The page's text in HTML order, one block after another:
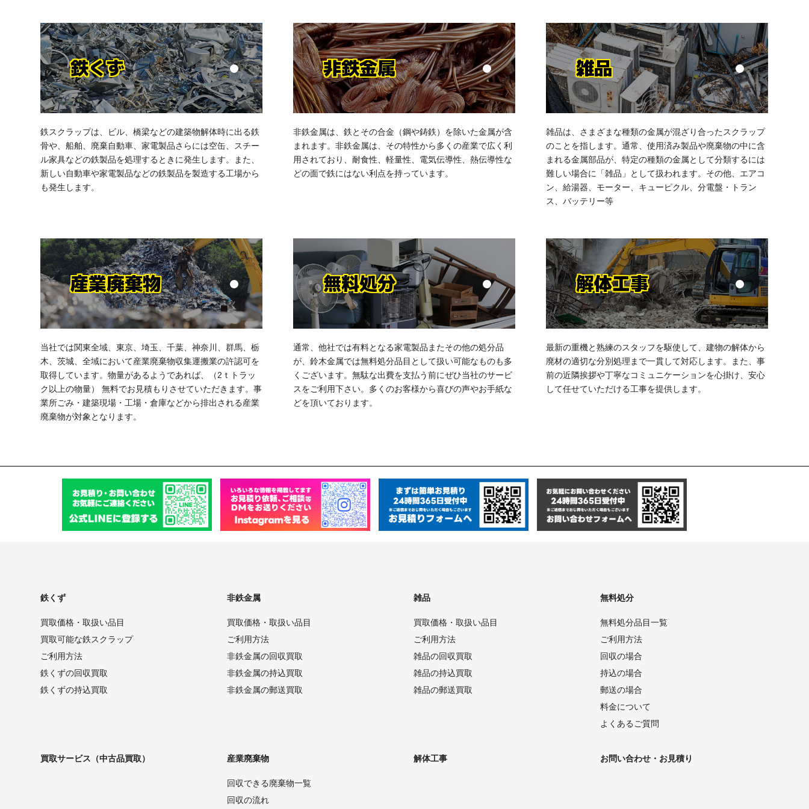
鉄くず
鉄スクラップは、ビル、橋梁などの建築物解体時に出る鉄
骨や、船舶、廃棄自動車、家電製品さらには空缶、スチー
ル家具などの鉄製品を処理するときに発生します。また、
新しい自動車や家電製品などの鉄製品を製造する工場から
も発生します。
非鉄金属
非鉄金属は、鉄とその合金（鋼や鋳鉄）を除いた金属が含
まれます。非鉄金属は、その特性から多くの産業で広く利
用されており、耐食性、軽量性、電気伝導性、熱伝導性な
どの面で鉄にはない利点を持っています。
雑品
雑品は、さまざまな種類の金属が混ざり合ったスクラップ
のことを指します。通常、使用済み製品や廃棄物の中に含
まれる金属部品が、特定の種類の金属として分類するには
難しい場合に「雑品」として扱われます。その他、エアコ
ン、給湯器、モーター、キューピクル、分電盤・トラン
ス、バッテリー等
産業廃棄物
当社では関東全域、東京、埼玉、千葉、神奈川、群馬、栃
木、茨城、全域において産業廃棄物収集運搬業の許認可を
取得しています。物量があるようであれば、（2ｔトラッ
ク以上の物量） 無料でお見積もりさせていただきます。事
業所ごみ・建築現場・工場・倉庫などから排出される産業
廃棄物が対象となります。
無料処分
通常、他社では有料となる家電製品またその他の処分品
が、鈴木金属では無料処分品目として扱い可能なものも多
くございます。無駄な出費を支払う前にぜひ当社のサービ
スをご利用下さい。多くのお客様から喜びの声やお手紙な
どを頂いております。
解体工事
最新の重機と熟練のスタッフを駆使して、建物の解体から
廃材の適切な分別処理まで一貫して対応します。また、事
前の近隣挨拶や丁寧なコミュニケーションを心掛け、安心
して任せていただける工事を提供します。
鉄くず
買取価格・取扱い品目
買取可能な鉄スクラップ
ご利用方法
鉄くずの回収買取
鉄くずの持込買取
非鉄金属
買取価格・取扱い品目
ご利用方法
非鉄金属の回収買取
非鉄金属の持込買取
非鉄金属の郵送買取
雑品
買取価格・取扱い品目
ご利用方法
雑品の回収買取
雑品の持込買取
雑品の郵送買取
無料処分
無料処分品目一覧
ご利用方法
回収の場合
持込の場合
郵送の場合
料金について
よくあるご質問
買取サービス（中古品買取） 産業廃棄物
回収できる廃棄物一覧
回収の流れ
解体工事 お問い合わせ・お見積り